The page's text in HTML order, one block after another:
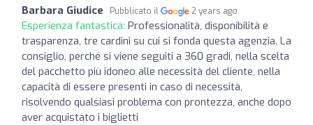
Barbara Giudice Pubblicato il 2 years ago
Esperienza fantastica: Professionalità, disponibilità e
trasparenza, tre cardini su cui si fonda questa agenzia. La
consiglio, perché si viene seguiti a 360 gradi, nella scelta
del pacchetto più idoneo alle necessità del cliente, nella
capacità di essere presenti in caso di necessità,
risolvendo qualsiasi problema con prontezza, anche dopo
aver acquistato i biglietti